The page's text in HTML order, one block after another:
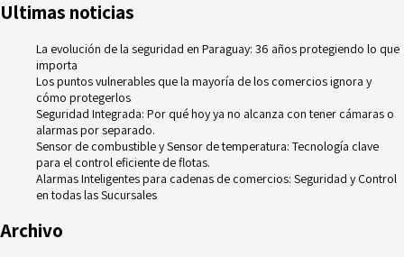
Ultimas noticias
La evolución de la seguridad en Paraguay: 36 años protegiendo lo que
importa
Los puntos vulnerables que la mayoría de los comercios ignora y
cómo protegerlos
Seguridad Integrada: Por qué hoy ya no alcanza con tener cámaras o
alarmas por separado.
Sensor de combustible y Sensor de temperatura: Tecnología clave
para el control eficiente de flotas.
Alarmas Inteligentes para cadenas de comercios: Seguridad y Control
en todas las Sucursales
Archivo